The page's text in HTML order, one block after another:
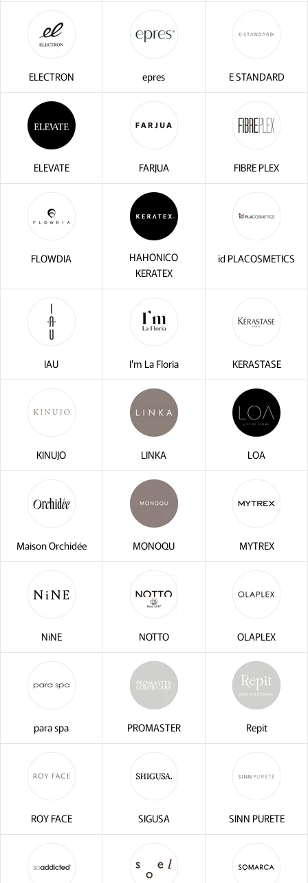
ELECTRON epres E STANDARD
ELEVATE FARJUA FIBRE PLEX
FLOWDIA
HAHONICO
KERATEX
id PLACOSMETICS
IAU I'm La Floria KERASTASE
KINUJO LINKA LOA
Maison Orchidée MONOQU MYTREX
NiNE NOTTO OLAPLEX
para spa PROMASTER Repit
ROY FACE SIGUSA SINN PURETE